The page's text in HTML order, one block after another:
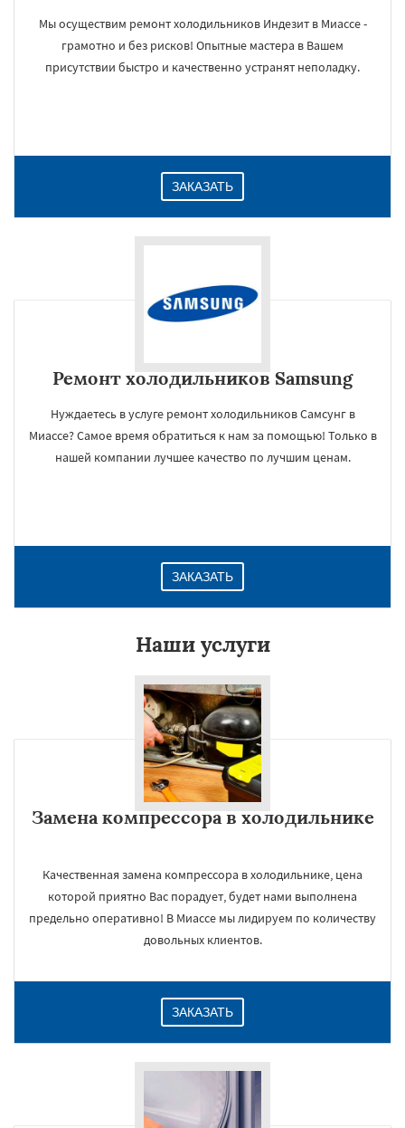
Мы осуществим ремонт холодильников Индезит в Миассе -
грамотно и без рисков! Опытные мастера в Вашем
присутствии быстро и качественно устранят неполадку.
ЗАКАЗАТЬ
Ремонт холодильников Samsung
Нуждаетесь в услуге ремонт холодильников Самсунг в
Миассе? Самое время обратиться к нам за помощью! Только в
нашей компании лучшее качество по лучшим ценам.
ЗАКАЗАТЬ
Наши услуги
Замена компрессора в холодильнике
Качественная замена компрессора в холодильнике, цена
которой приятно Вас порадует, будет нами выполнена
предельно оперативно! В Миассе мы лидируем по количеству
довольных клиентов.
ЗАКАЗАТЬ